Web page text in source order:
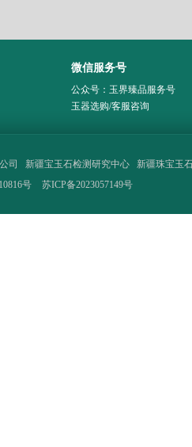
微信服务号
公众号：玉界臻品服务号
玉器选购/客服咨询
司 新疆宝玉石检测研究中心
新疆珠宝玉
号 苏ICP备2023057149号